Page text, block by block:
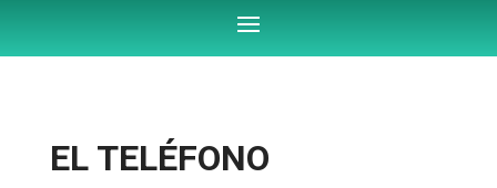
EL TELÉFONO